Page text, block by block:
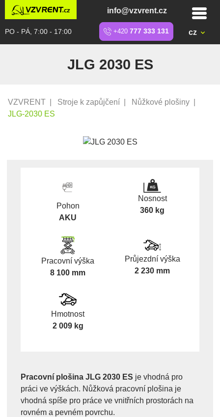
info@vzvrent.cz
PO - PÁ, 7:00 - 17:00 +420 777 333 131 cz
JLG 2030 ES
VZVRENT Stroje k zapůjčení Nůžkové plošiny
JLG-2030 ES
Pohon
AKU
Nosnost
360 kg
Pracovní výška
8 100 mm
Průjezdní výška
2 230 mm
Hmotnost
2 009 kg
Pracovní plošina JLG 2030 ES je vhodná pro
práci ve výškách. Nůžková pracovní plošina je
vhodná spíše pro práce ve vnitřních prostorách na
rovném a pevném povrchu.